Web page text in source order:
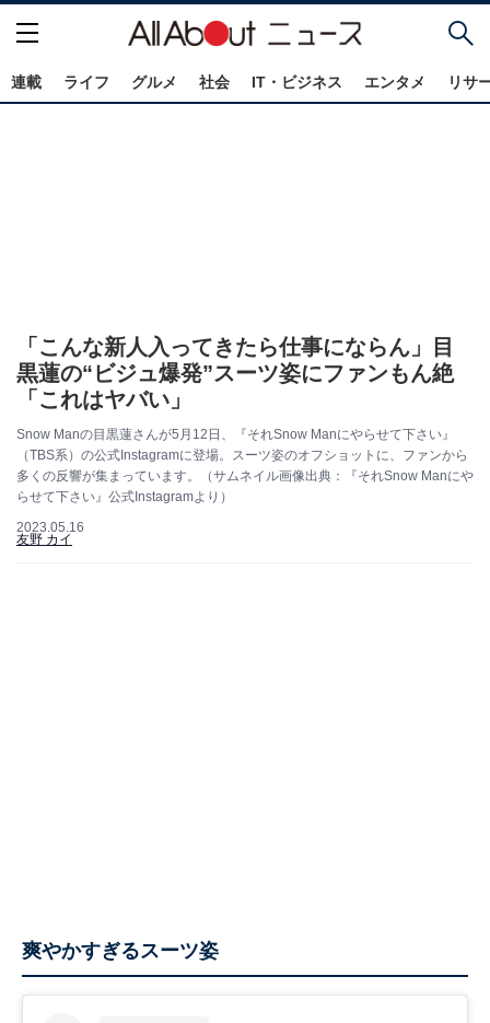
連載 ライフ グルメ 社会 IT・ビジネス エンタメ リサ
「こんな新人入ってきたら仕事にならん」目
黒蓮の“ビジュ爆発”スーツ姿にファンもん絶
「これはヤバい」
Snow Manの目黒蓮さんが5月12日、『それSnow Manにやらせて下さい』
（TBS系）の公式Instagramに登場。スーツ姿のオフショットに、ファンから
多くの反響が集まっています。（サムネイル画像出典：『それSnow Manにや
らせて下さい』公式Instagramより）
2023.05.16
友野 カイ
爽やかすぎるスーツ姿